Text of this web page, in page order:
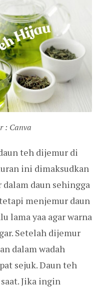
: Canva
teh dijemur di
ini dimaksudkan
daun sehingga
menjemur daun
lama yaa agar warna
Setelah dijemur
dalam wadah
sejuk. Daun teh
Jika ingin